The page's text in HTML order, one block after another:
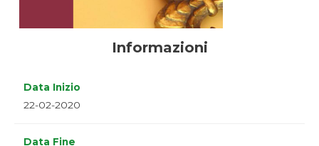
Informazioni
Data Inizio
22-02-2020
Data Fine